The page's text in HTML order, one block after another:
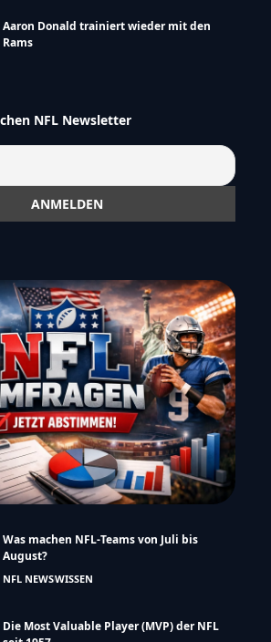
Aaron Donald trainiert wieder mit den
Rams
NFL Newsletter
Was machen NFL-Teams von Juli bis
August?
NFL NEWSWISSEN
Die Most Valuable Player (MVP) der NFL